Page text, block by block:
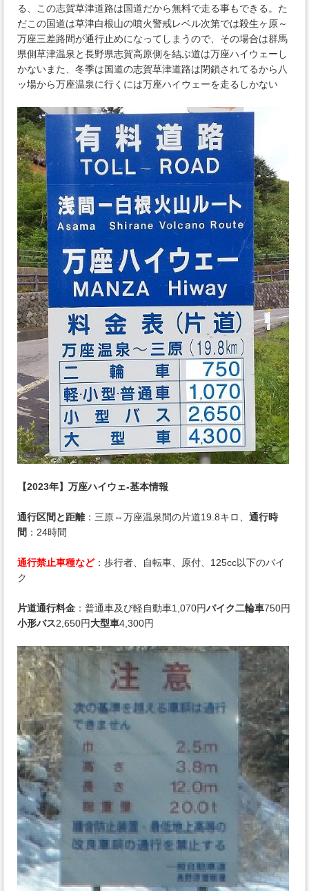
る、この志賀草津道路は国道だから無料で走る事もできる。た
だこの国道は草津白根山の噴火警戒レベル次第では殺生ヶ原～
万座三差路間が通行止めになってしまうので、その場合は群馬
県側草津温泉と長野県志賀高原側を結ぶ道は万座ハイウェーし
かないまた、冬季は国道の志賀草津道路は閉鎖されてるから八
ッ場から万座温泉に行くには万座ハイウェーを走るしかない
【2023年】万座ハイウェ-基本情報
通行区間と距離：三原⇔万座温泉間の片道19.8キロ、通行時
間 ：24時間
通行禁止車種など：歩行者、自転車、原付、125cc以下のバイ
ク
片道通行料金 ：普通車及び軽自動車1,070円バイク二輪車750円
小形バス2,650円大型車4,300円